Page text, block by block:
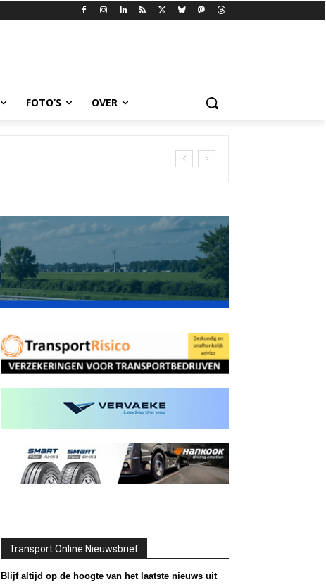
FOTO’S OVER
Transport Online Nieuwsbrief
Blijf altijd op de hoogte van het laatste nieuws uit